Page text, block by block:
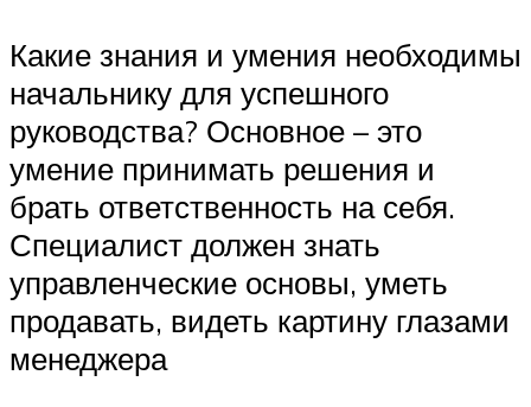
Какие знания и умения необходимы
начальнику для успешного
руководства? Основное – это
умение принимать решения и
брать ответственность на себя.
Специалист должен знать
управленческие основы, уметь
продавать, видеть картину глазами
менеджера